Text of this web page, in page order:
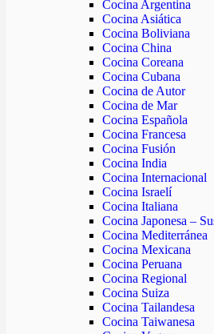
Cocina Argentina
Cocina Asiática
Cocina Boliviana
Cocina China
Cocina Coreana
Cocina Cubana
Cocina de Autor
Cocina de Mar
Cocina Española
Cocina Francesa
Cocina Fusión
Cocina India
Cocina Internacional
Cocina Israelí
Cocina Italiana
Cocina Japonesa –
Cocina Mediterránea
Cocina Mexicana
Cocina Peruana
Cocina Regional
Cocina Suiza
Cocina Tailandesa
Cocina Taiwanesa